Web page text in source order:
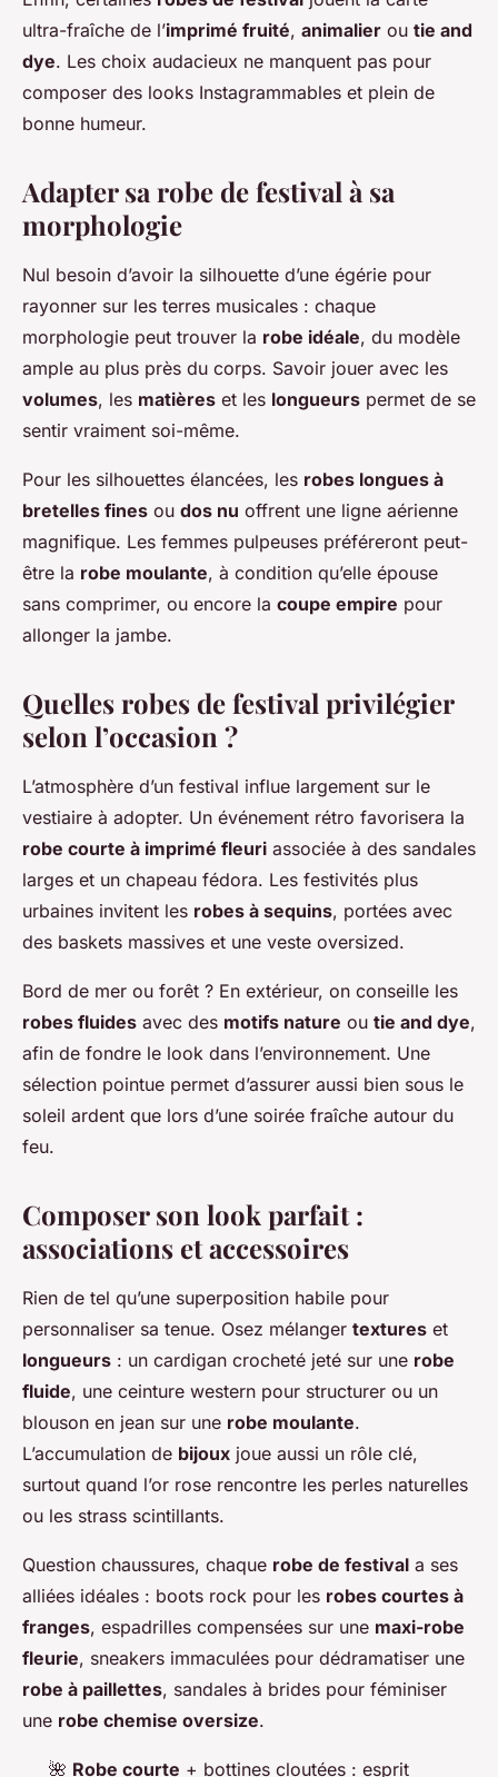
ultra-fraîche de l’imprimé fruité, animalier ou tie and
dye. Les choix audacieux ne manquent pas pour
composer des looks Instagrammables et plein de
bonne humeur.
Adapter sa robe de festival à sa
morphologie
Nul besoin d’avoir la silhouette d’une égérie pour
rayonner sur les terres musicales : chaque
morphologie peut trouver la robe idéale, du modèle
ample au plus près du corps. Savoir jouer avec les
volumes, les matières et les longueurs permet de se
sentir vraiment soi-même.
Pour les silhouettes élancées, les robes longues à
bretelles fines ou dos nu offrent une ligne aérienne
magnifique. Les femmes pulpeuses préféreront peut-
être la robe moulante, à condition qu’elle épouse
sans comprimer, ou encore la coupe empire pour
allonger la jambe.
Quelles robes de festival privilégier
selon l’occasion ?
L’atmosphère d’un festival influe largement sur le
vestiaire à adopter. Un événement rétro favorisera la
robe courte à imprimé fleuri associée à des sandales
larges et un chapeau fédora. Les festivités plus
urbaines invitent les robes à sequins, portées avec
des baskets massives et une veste oversized.
Bord de mer ou forêt ? En extérieur, on conseille les
robes fluides avec des motifs nature ou tie and dye,
afin de fondre le look dans l’environnement. Une
sélection pointue permet d’assurer aussi bien sous le
soleil ardent que lors d’une soirée fraîche autour du
feu.
Composer son look parfait :
associations et accessoires
Rien de tel qu’une superposition habile pour
personnaliser sa tenue. Osez mélanger textures et
longueurs : un cardigan crocheté jeté sur une robe
fluide, une ceinture western pour structurer ou un
blouson en jean sur une robe moulante.
L’accumulation de bijoux joue aussi un rôle clé,
surtout quand l’or rose rencontre les perles naturelles
ou les strass scintillants.
Question chaussures, chaque robe de festival a ses
alliées idéales : boots rock pour les robes courtes à
franges, espadrilles compensées sur une maxi-robe
fleurie, sneakers immaculées pour dédramatiser une
robe à paillettes, sandales à brides pour féminiser
une robe chemise oversize.
🌺 Robe courte + bottines cloutées : esprit